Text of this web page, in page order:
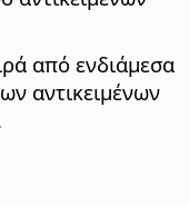
από ενδιάμεσα
αντικειμένων